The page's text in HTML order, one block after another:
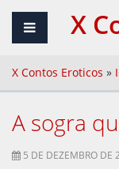
X
X Contos Eroticos »
A sogra
5 DE DEZEMBRO DE